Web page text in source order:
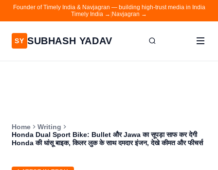
Founder of Timely India & Navjagran — building high-trust media in India
Timely India → Navjagran →
SY SUBHASH YADAV
Contact
Home
Writing
Honda Dual Sport Bike: Bullet और Jawa का सूपड़ा साफ कर देगी
Honda की धांसू बाइक, किलर लुक के साथ दमदार इंजन, देखे कीमत और फीचर्स